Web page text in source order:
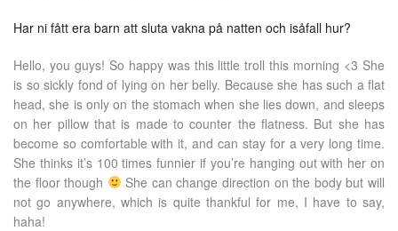
Har ni fått era barn att sluta vakna på natten och isåfall hur?
Hello, you guys! So happy was this little troll this morning <3 She
is so sickly fond of lying on her belly. Because she has such a flat
head, she is only on the stomach when she lies down, and sleeps
on her pillow that is made to counter the flatness. But she has
become so comfortable with it, and can stay for a very long time.
She thinks it’s 100 times funnier if you’re hanging out with her on
the floor though
She can change direction on the body but will
not go anywhere, which is quite thankful for me, I have to say,
haha!